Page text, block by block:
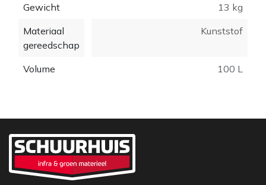
Gewicht
13 kg
Materiaal
gereedschap
Kunststof
Volume 100 L